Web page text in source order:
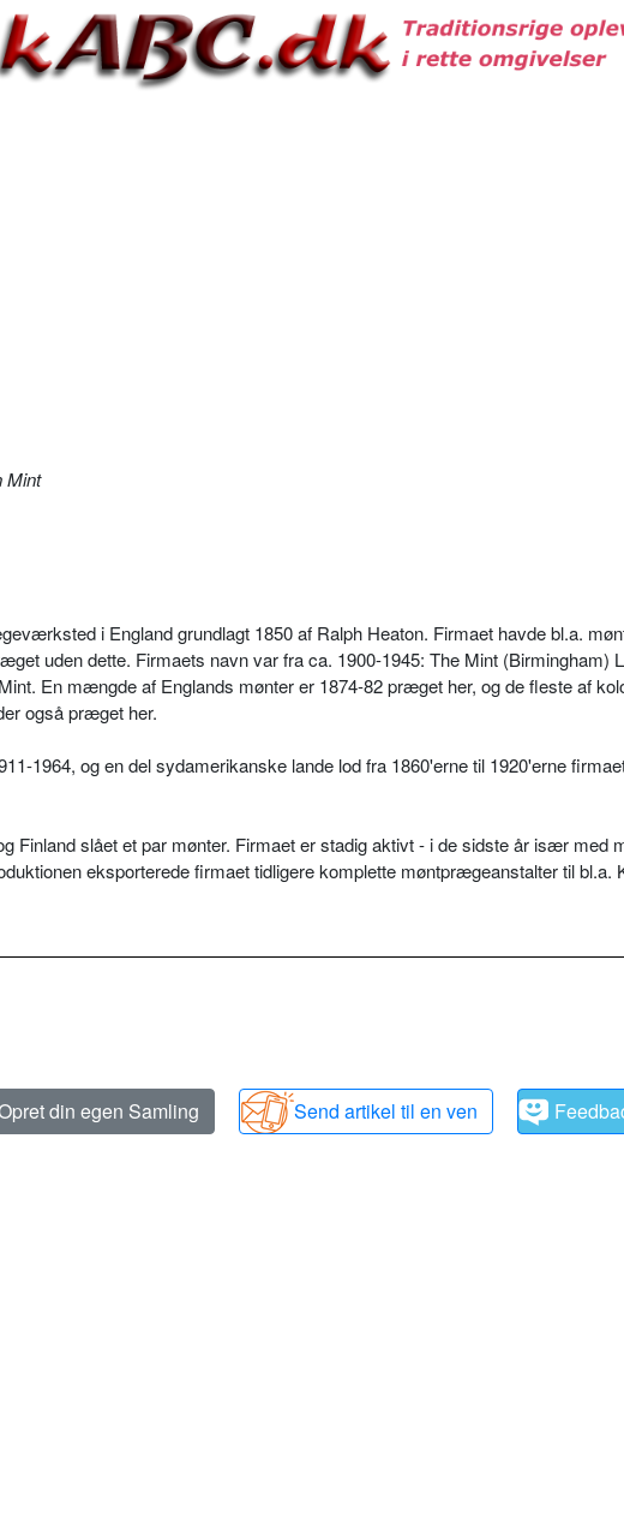
Mint
i England grundlagt 1850 af Ralph Heaton. Firmaet havde bl.a.
uden dette. Firmaets navn var fra ca. 1900-1945: The Mint (Birmingham)
En mængde af Englands mønter er 1874-82 præget her, og de fleste af
også præget her.
1964, og en del sydamerikanske lande lod fra 1860'erne til 1920'erne
Finland slået et par mønter. Firmaet er stadig aktivt - i de sidste år især med
eksporterede firmaet tidligere komplette møntprægeanstalter til bl.a.
din egen Samling Send artikel til en ven